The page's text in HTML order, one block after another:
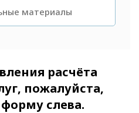
расчёта
пожалуйста,
слева.